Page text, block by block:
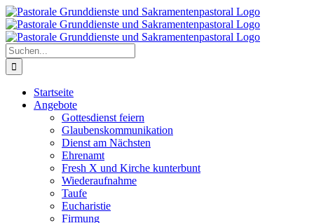
Zum
Inhalt
springen
Suche
nach:
Startseite
Angebote
Gottesdienst feiern
Glaubenskommunikation
Dienst am Nächsten
Ehrenamt
Fresh X und Kirche kunterbunt
Wiederaufnahme
Taufe
Eucharistie
Firmung